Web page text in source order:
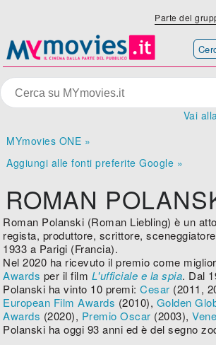
Parte del
Vai
MYmovies ONE »
Aggiungi alle fonti preferite Google »
ROMAN
Roman Polanski (Roman Liebling) è un
regista, produttore, scrittore,
1933 a Parigi (Francia).
Nel 2020 ha ricevuto il premio come
Awards per il film L'ufficiale e la spia. Dal
Polanski ha vinto 10 premi:Cesar (2011,
European Film Awards (2010), Golden
Awards (2020), Premio Oscar (2003),
Polanski ha oggi 93 anni ed è del segno